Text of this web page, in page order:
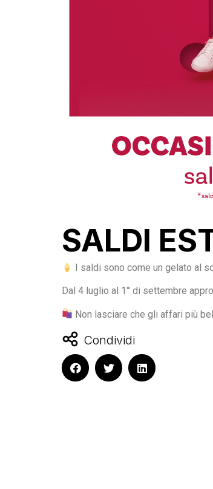
SALDI
I saldi sono come un gelato al
Dal 4 luglio al 1° di settembre
Non lasciare che gli affari più
Condividi